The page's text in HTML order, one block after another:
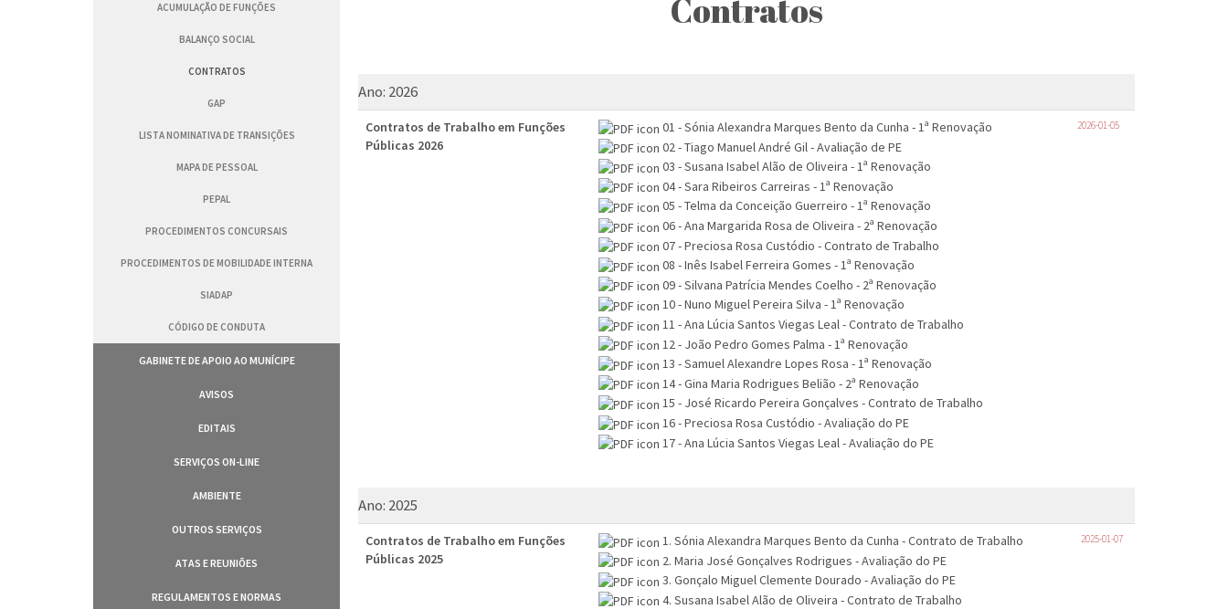
ACUMULAÇÃO DE FUNÇÕES
BALANÇO SOCIAL
CONTRATOS
GAP
LISTA NOMINATIVA DE TRANSIÇÕES
MAPA DE PESSOAL
PEPAL
PROCEDIMENTOS CONCURSAIS
PROCEDIMENTOS DE MOBILIDADE INTERNA
SIADAP
CÓDIGO DE CONDUTA
GABINETE DE APOIO AO MUNÍCIPE
AVISOS
EDITAIS
SERVIÇOS ON-LINE
AMBIENTE
OUTROS SERVIÇOS
ATAS E REUNIÕES
REGULAMENTOS E NORMAS
Contratos
Ano: 2026
Contratos de Trabalho em Funções
Públicas 2026
01 - Sónia Alexandra Marques Bento da Cunha - 1ª Renovação
02 - Tiago Manuel André Gil - Avaliação de PE
03 - Susana Isabel Alão de Oliveira - 1ª Renovação
04 - Sara Ribeiros Carreiras - 1ª Renovação
05 - Telma da Conceição Guerreiro - 1ª Renovação
06 - Ana Margarida Rosa de Oliveira - 2ª Renovação
07 - Preciosa Rosa Custódio - Contrato de Trabalho
08 - Inês Isabel Ferreira Gomes - 1ª Renovação
09 - Silvana Patrícia Mendes Coelho - 2ª Renovação
10 - Nuno Miguel Pereira Silva - 1ª Renovação
11 - Ana Lúcia Santos Viegas Leal - Contrato de Trabalho
12 - João Pedro Gomes Palma - 1ª Renovação
13 - Samuel Alexandre Lopes Rosa - 1ª Renovação
14 - Gina Maria Rodrigues Belião - 2ª Renovação
15 - José Ricardo Pereira Gonçalves - Contrato de Trabalho
16 - Preciosa Rosa Custódio - Avaliação do PE
17 - Ana Lúcia Santos Viegas Leal - Avaliação do PE
2026-01-05
Ano: 2025
Contratos de Trabalho em Funções
Públicas 2025
1. Sónia Alexandra Marques Bento da Cunha - Contrato de Trabalho
2. Maria José Gonçalves Rodrigues - Avaliação do PE
3. Gonçalo Miguel Clemente Dourado - Avaliação do PE
4. Susana Isabel Alão de Oliveira - Contrato de Trabalho
2025-01-07